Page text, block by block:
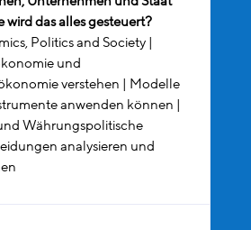
wird das alles gesteuert?
Politics and Society |
und
verstehen | Modelle
anwenden können |
Währungspolitische
analysieren und